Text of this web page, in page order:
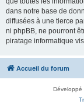
dans notre base de
diffusées à une tierce
ni phpBB, ne pourront
piratage informatique
Accueil du forum
Développé